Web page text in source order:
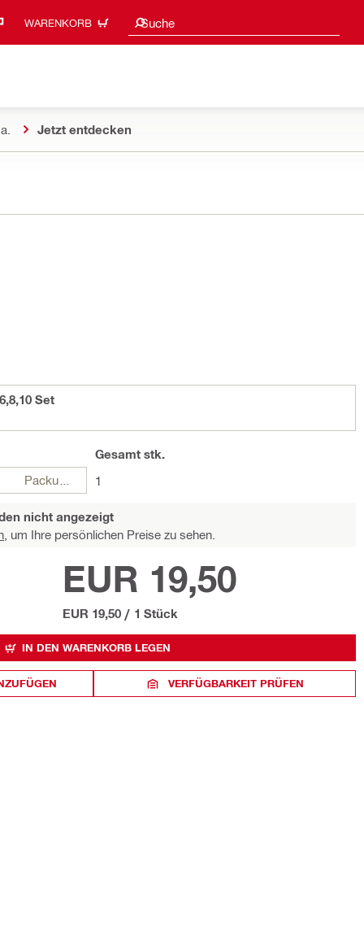
WARENKORB Suche
Suchvorschläge
Jetzt entdecken
Set
Gesamt stk.
1
nicht angezeigt
um Ihre persönlichen Preise zu sehen.
EUR 19,50
EUR 19,50 / 1 Stück
IN DEN WARENKORB LEGEN
VERFÜGBARKEIT PRÜFEN